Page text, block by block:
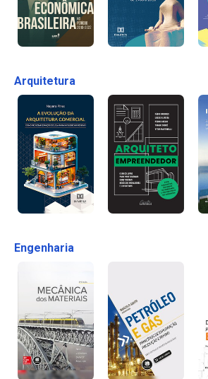
Arquitetura
Engenharia